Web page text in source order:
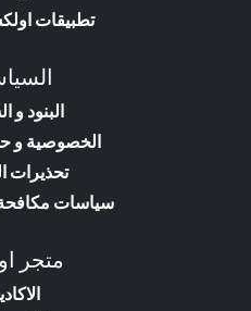
تطبيقات
البنود و
الخصوصية و
تحذيرات
سياسات
متجر